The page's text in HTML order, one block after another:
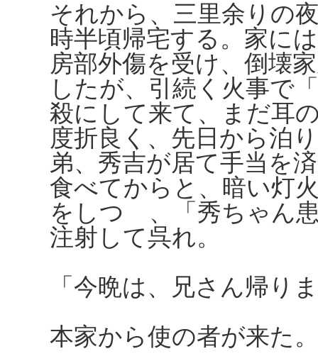
それから、三里余りの
時半頃帰宅する。家に
房部外傷を受け、倒壊
したが、引続く火事で
殺にして来て、まだ耳
度折良く、先日から泊
弟、秀吉が居て手当を
食べてからと、暗い灯
をしつゝ、「秀ちゃん
注射して呉れ。
「今晩は、兄さん帰り
本家から使の者が来た。